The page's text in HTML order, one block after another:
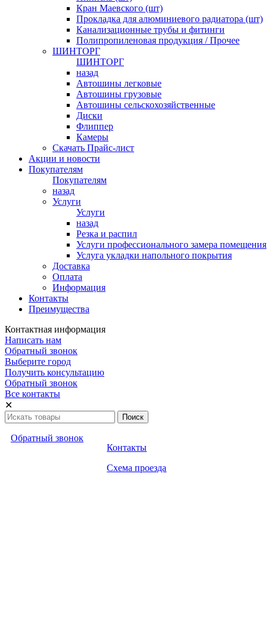
Кран Маевского (шт)
Прокладка для алюминиевого радиатора (шт)
Канализационные трубы и фитинги
Полипропиленовая продукция / Прочее
ШИНТОРГ
ШИНТОРГ
назад
Автошины легковые
Автошины грузовые
Автошины сельскохозяйственные
Диски
Флиппер
Камеры
Скачать Прайс-лист
Акции и новости
Покупателям
Покупателям
назад
Услуги
Услуги
назад
Резка и распил
Услуги профессионального замера помещения
Услуга укладки напольного покрытия
Доставка
Оплата
Информация
Контакты
Преимущества
Контактная информация
Написать нам
Обратный звонок
Выберите город
Получить консультацию
Обратный звонок
Все контакты
✕
Обратный звонок
Контакты
Схема проезда